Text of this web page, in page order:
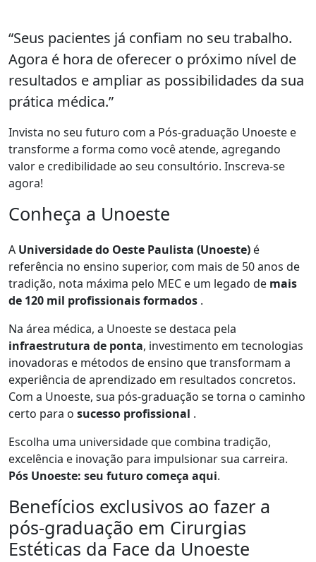
“Seus pacientes já confiam no seu trabalho.
Agora é hora de oferecer o próximo nível de
resultados e ampliar as possibilidades da sua
prática médica.”
Invista no seu futuro com a Pós-graduação Unoeste e
transforme a forma como você atende, agregando
valor e credibilidade ao seu consultório. Inscreva-se
agora!
Conheça a Unoeste
A Universidade do Oeste Paulista (Unoeste) é
referência no ensino superior, com mais de 50 anos de
tradição, nota máxima pelo MEC e um legado de mais
de 120 mil profissionais formados .
Na área médica, a Unoeste se destaca pela
infraestrutura de ponta, investimento em tecnologias
inovadoras e métodos de ensino que transformam a
experiência de aprendizado em resultados concretos.
Com a Unoeste, sua pós-graduação se torna o caminho
certo para o sucesso profissional .
Escolha uma universidade que combina tradição,
excelência e inovação para impulsionar sua carreira.
Pós Unoeste: seu futuro começa aqui.
Benefícios exclusivos ao fazer a
pós-graduação em Cirurgias
Estéticas da Face da Unoeste